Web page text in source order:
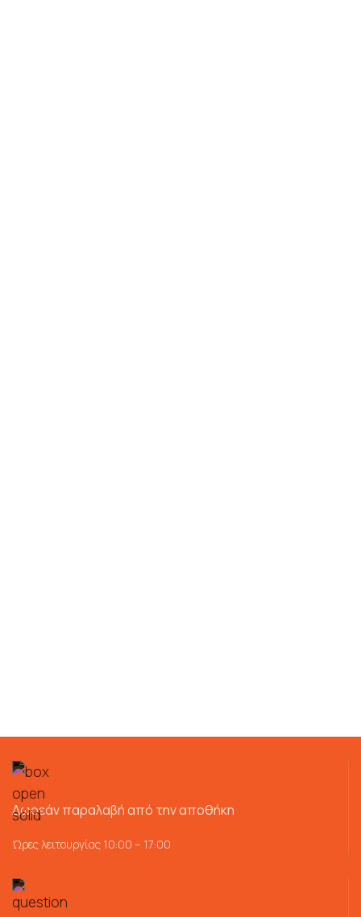
Δωρεάν παραλαβή από την αποθήκη
Ώρες λειτουργίας 10:00 – 17:00